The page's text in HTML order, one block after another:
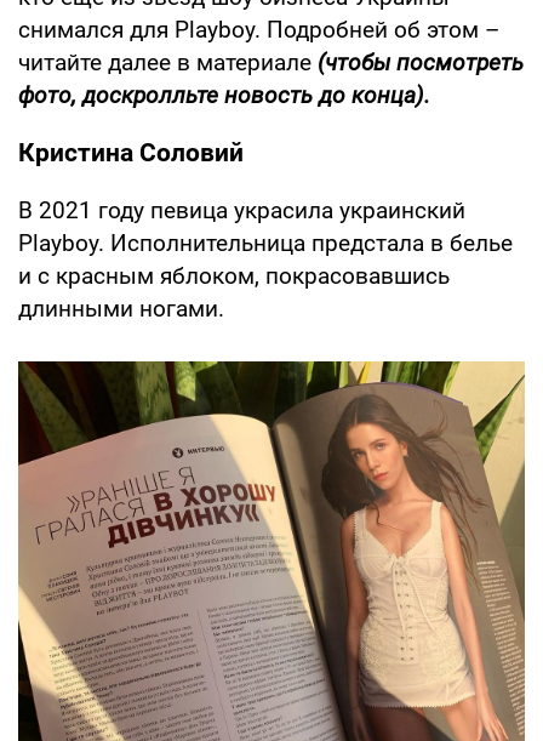
снимался для Playboy. Подробней об этом –
читайте далее в материале (чтобы посмотреть
фото, доскролльте новость до конца).
Кристина Соловий
В 2021 году певица украсила украинский
Playboy. Исполнительница предстала в белье
и с красным яблоком, покрасовавшись
длинными ногами.